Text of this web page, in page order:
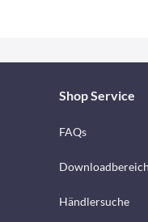
Shop Service
FAQs
Downloadbereich
Händlersuche